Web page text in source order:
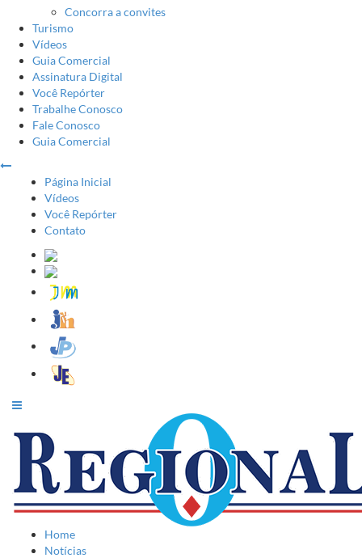
Concorra a convites
Turismo
Vídeos
Guia Comercial
Assinatura Digital
Você Repórter
Trabalhe Conosco
Fale Conosco
Guia Comercial
Página Inicial
Vídeos
Você Repórter
Contato
Home
Notícias